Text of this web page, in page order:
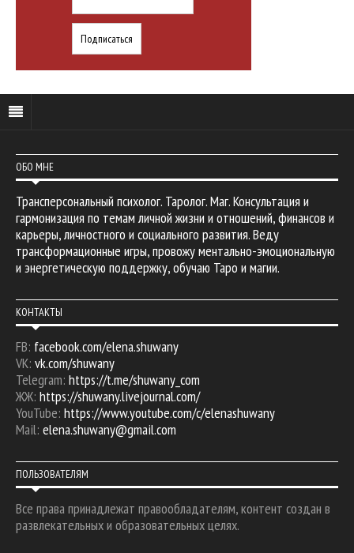
ОБО МНЕ
Трансперсональный психолог. Таролог. Маг. Консультация и
гармонизация по темам личной жизни и отношений, финансов и
карьеры, личностного и социального развития. Веду
трансформационные игры, провожу ментально-эмоциональную
и энергетическую поддержку, обучаю Таро и магии.
КОНТАКТЫ
FB: facebook.com/elena.shuwany
VK: vk.com/shuwany
Telegram: https://t.me/shuwany_com
ЖЖ: https://shuwany.livejournal.com/
YouTube: https://www.youtube.com/c/elenashuwany
Mail: elena.shuwany@gmail.com
ПОЛЬЗОВАТЕЛЯМ
Все права принадлежат правообладателям, контент создан в
развлекательных и образовательных целях.